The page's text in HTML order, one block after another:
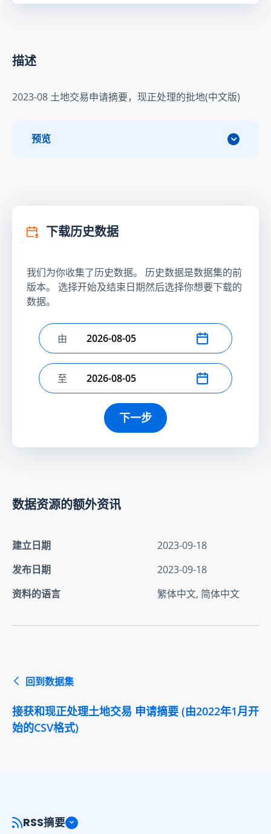
描述
2023-08 土地交易申请摘要，现正处理的批地(中文版)
预览
下载历史数据
我们为你收集了历史数据。 历史数据是数据集的前
版本。 选择开始及结束日期然后选择你想要下载的
数据。
选择开始日期
由
选择结束日期
至
下一步
数据资源的额外资讯
建立日期
2023-09-18
发布日期
2023-09-18
资料的语言
繁体中文, 简体中文
回到数据集
接获和现正处理土地交易 申请摘要 (由2022年1月开
始的CSV格式)
RSS摘要